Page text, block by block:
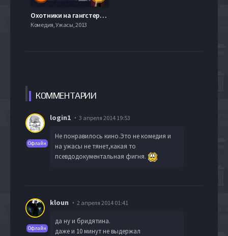
Охотники на гангстеров (2013)
Комедия, Ужасы, 2013
КОММЕНТАРИИ
Офлайн
login1 3 апреля 2014 19:53
Не понравилось кино.Это не комедия и
на ужасы не тянет,какая то
псевдодокументальная фигня.
Офлайн
kloun 2 апреля 2014 01:41
да ну и бридятина.
даже и 10 минут не выдержал